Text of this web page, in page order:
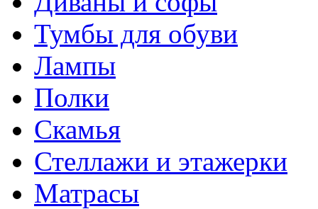
Тумбы для обуви
Лампы
Полки
Скамья
Стеллажи и этажерки
Матрасы